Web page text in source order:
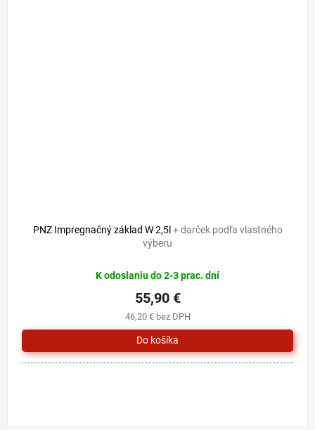
PNZ Impregnačný základ W 2,5l + darček podľa vlastného
výberu
K odoslaniu do 2-3 prac. dní
46,20 € bez DPH
55,90 €